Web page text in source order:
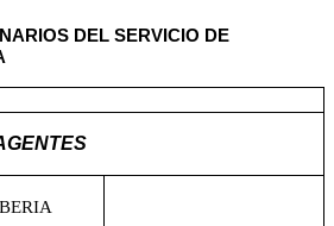
DEL SERVICIO DE